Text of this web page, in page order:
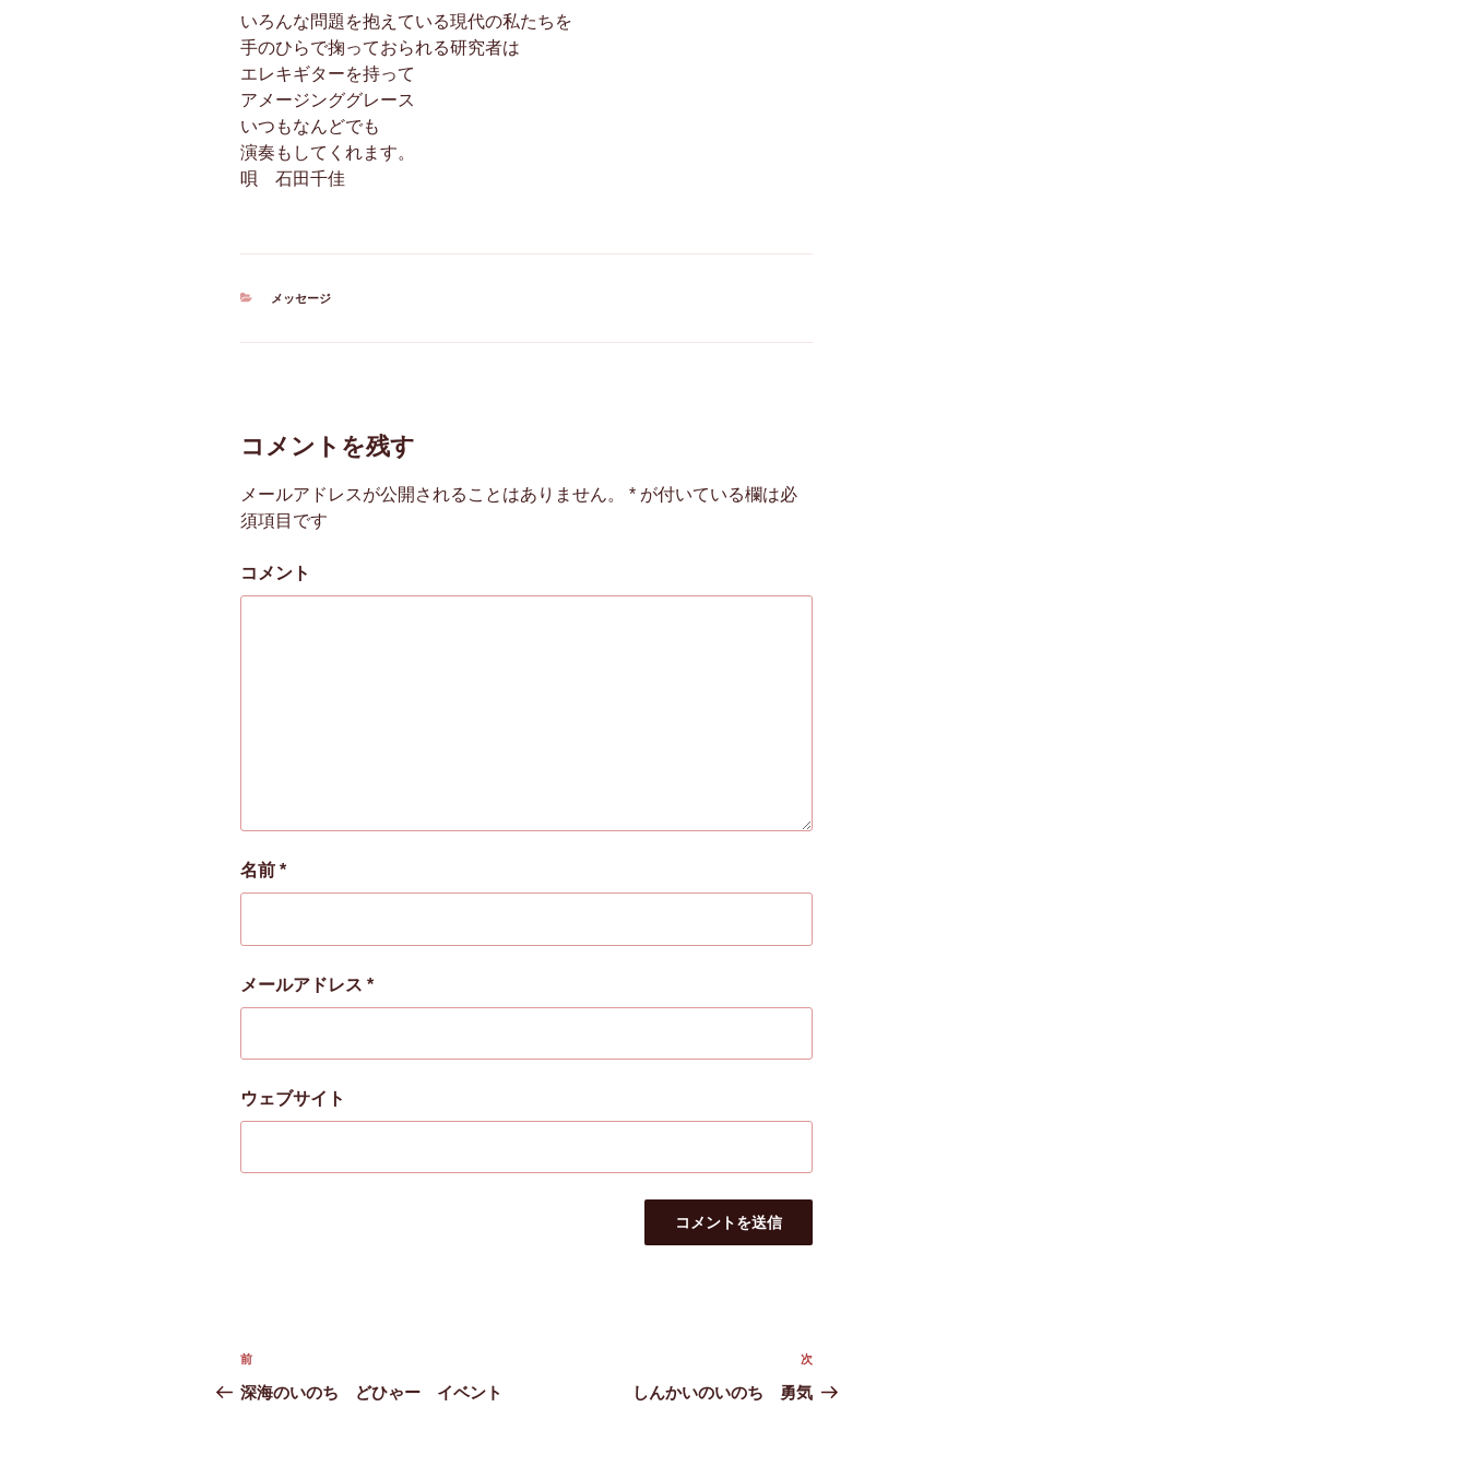
いろんな問題を抱えている現代の私たちを
手のひらで掬っておられる研究者は
エレキギターを持って
アメージンググレース
いつもなんどでも
演奏もしてくれます。
唄 石田千佳
カ
メッセージ
コメントを残す
メールアドレスが公開されることはありません。 * が付いている欄は必
須項目です
コメント
名前 *
メールアドレス *
ウェブサイト
投
稿
過
去
前
深海のいのち どひゃー イベント
の
次
しんかいのいのち 勇気